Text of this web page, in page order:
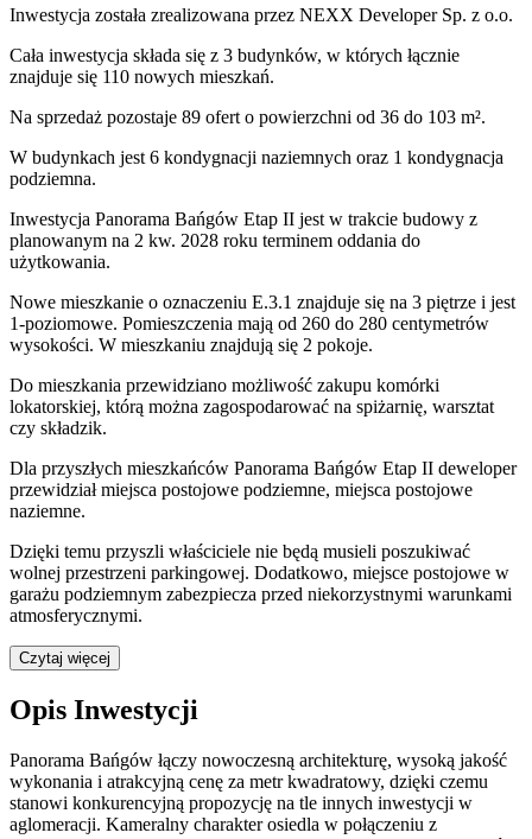
Inwestycja została zrealizowana przez NEXX Developer Sp. z o.o.
Cała inwestycja składa się z 3 budynków, w których łącznie
znajduje się 110 nowych mieszkań.
Na sprzedaż pozostaje 89 ofert o powierzchni od 36 do 103 m².
W budynkach jest 6 kondygnacji naziemnych oraz 1 kondygnacja
podziemna.
Inwestycja Panorama Bańgów Etap II jest w trakcie budowy z
planowanym na 2 kw. 2028 roku terminem oddania do
użytkowania.
Nowe mieszkanie o oznaczeniu E.3.1 znajduje się na 3 piętrze i jest
1-poziomowe. Pomieszczenia mają od 260 do 280 centymetrów
wysokości. W mieszkaniu znajdują się 2 pokoje.
Do mieszkania przewidziano możliwość zakupu komórki
lokatorskiej, którą można zagospodarować na spiżarnię, warsztat
czy składzik.
Dla przyszłych mieszkańców Panorama Bańgów Etap II deweloper
przewidziałmiejsca postojowe podziemne, miejsca postojowe
naziemne.
Dzięki temu przyszli właściciele nie będą musieli poszukiwać
wolnej przestrzeni parkingowej. Dodatkowo, miejsce postojowe w
garażu podziemnym zabezpiecza przed niekorzystnymi warunkami
atmosferycznymi.
Czytaj więcej
Opis Inwestycji
Panorama Bańgów łączy nowoczesną architekturę, wysoką jakość
wykonania i atrakcyjną cenę za metr kwadratowy, dzięki czemu
stanowi konkurencyjną propozycję na tle innych inwestycji w
aglomeracji. Kameralny charakter osiedla w połączeniu z